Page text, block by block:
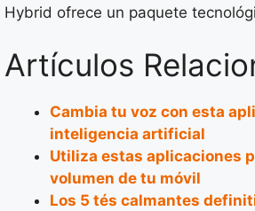
Hybrid ofrece un paquete
Artículos
Cambia tu voz con esta
inteligencia artificial
Utiliza estas aplicaciones
volumen de tu móvil
Los 5 tés calmantes